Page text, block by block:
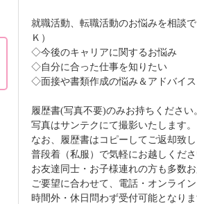
就職活動、転職活動のお悩みを相談
Ｋ）
◇今後のキャリアに関するお悩み
◇自分に合った仕事を知りたい
◇面接や書類作成の悩み＆アドバイス
履歴書(写真不要)のみお持ちください
写真はサンテクにて撮影いたします。
なお、履歴書はコピーしてご返却致し
普段着（私服）で気軽にお越しくださ
お友達同士・お子様連れの方も多数
ご要望に合わせて、電話・オンライ
時間外・休日問わず受付可能となり